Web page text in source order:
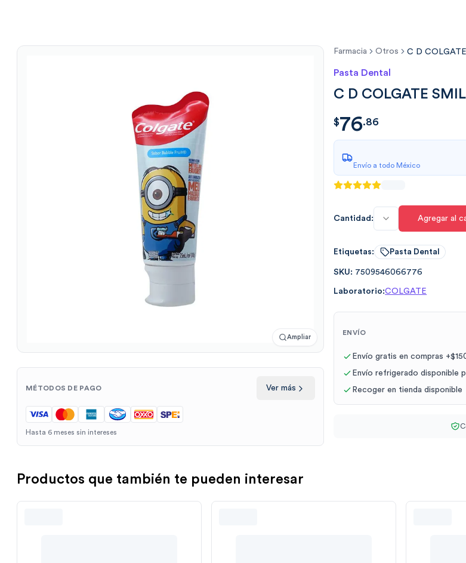
Ampliar
MÉTODOS DE PAGO Ver más
Hasta 6 meses sin intereses
Farmacia Otros C D
Pasta Dental
C D COLGATE
$76.862296
$76.86
Envío a todo México
Cantidad: Agregar al
Etiquetas: Pasta Dental
SKU: 7509546066776
Laboratorio:COLGATE
ENVÍO
Envío gratis en compras
Envío refrigerado disponible
Recoger en tienda disponible
Productos que también te pueden interesar